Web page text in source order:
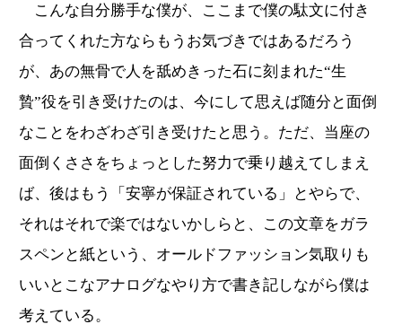
こんな自分勝手な僕が、ここまで僕の駄文に付き
合ってくれた方ならもうお気づきではあるだろう
が、あの無骨で人を舐めきった石に刻まれた“生
贄”役を引き受けたのは、今にして思えば随分と面倒
なことをわざわざ引き受けたと思う。ただ、当座の
面倒くささをちょっとした努力で乗り越えてしまえ
ば、後はもう「安寧が保証されている」とやらで、
それはそれで楽ではないかしらと、この文章をガラ
スペンと紙という、オールドファッション気取りも
いいとこなアナログなやり方で書き記しながら僕は
考えている。